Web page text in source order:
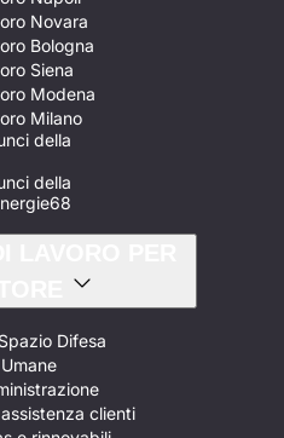
Novara
Bologna
Siena
Modena
Milano
della
della
Difesa
clienti